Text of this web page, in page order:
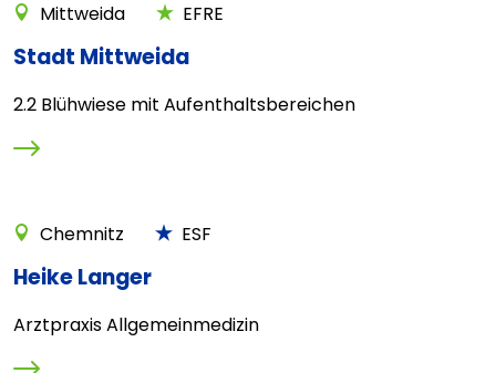
Mittweida EFRE
Stadt Mittweida
2.2 Blühwiese mit Aufenthaltsbereichen
Chemnitz ESF
Heike Langer
Arztpraxis Allgemeinmedizin